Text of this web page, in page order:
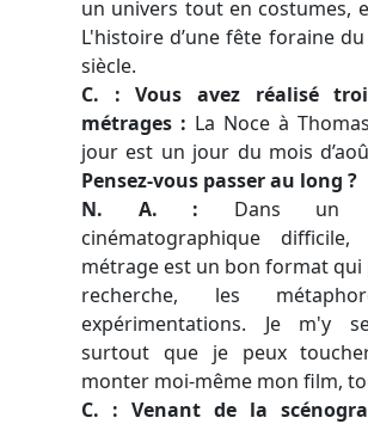
un univers tout en costumes,
L'histoire d’une fête foraine
siècle.
C. : Vous avez réalisé
métrages : La Noce à Thomas
jour est un jour du mois
Pensez-vous passer au long ?
N. A. : Dans un
cinématographique
métrage est un bon format qui
recherche, les
expérimentations. Je m'y
surtout que je peux
monter moi-même mon film,
C. : Venant de la